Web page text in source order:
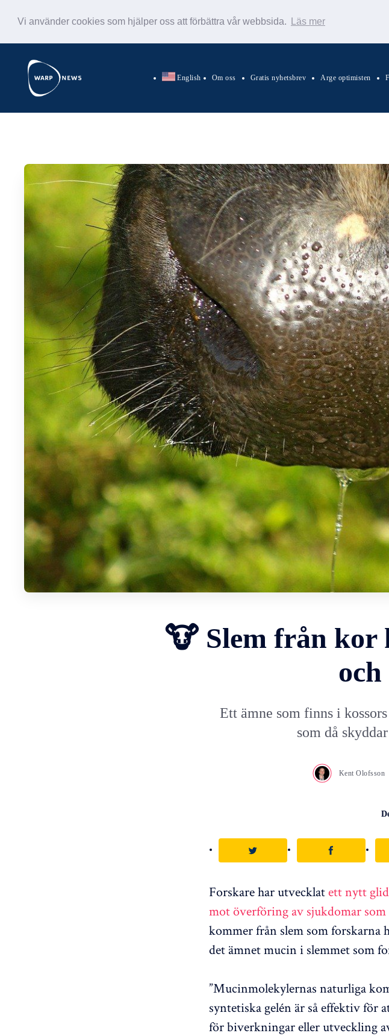
Vi använder cookies som hjälper oss att förbättra vår webbsida. Läs mer
English Om oss Gratis nyhetsbrev Arge optimisten
🐮 Slem från kor
och
Ett ämne som finns i
som då
Kent Olofsson
Forskare har utvecklatett nytt
mot överföring av sjukdomar
kommer från slem som forskarna
det ämnet mucin i slemmet som
”Mucinmolekylernas naturliga
syntetiska gelén är så effektiv för
för biverkningar eller utveckling